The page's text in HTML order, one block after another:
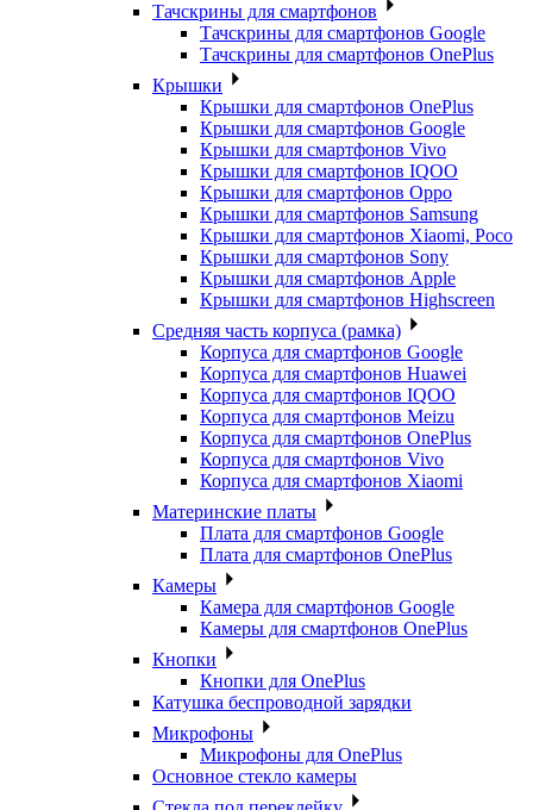
Тачскрины для смартфонов
Тачскрины для смартфонов Google
Тачскрины для смартфонов OnePlus
Крышки
Крышки для смартфонов OnePlus
Крышки для смартфонов Google
Крышки для смартфонов Vivo
Крышки для смартфонов IQOO
Крышки для смартфонов Oppo
Крышки для смартфонов Samsung
Крышки для смартфонов Xiaomi, Poco
Крышки для смартфонов Sony
Крышки для смартфонов Apple
Крышки для смартфонов Highscreen
Средняя часть корпуса (рамка)
Корпуса для смартфонов Google
Корпуса для смартфонов Huawei
Корпуса для смартфонов IQOO
Корпуса для смартфонов Meizu
Корпуса для смартфонов OnePlus
Корпуса для смартфонов Vivo
Корпуса для смартфонов Xiaomi
Материнские платы
Плата для смартфонов Google
Плата для смартфонов OnePlus
Камеры
Камера для смартфонов Google
Камеры для смартфонов OnePlus
Кнопки
Кнопки для OnePlus
Катушка беспроводной зарядки
Микрофоны
Микрофоны для OnePlus
Основное стекло камеры